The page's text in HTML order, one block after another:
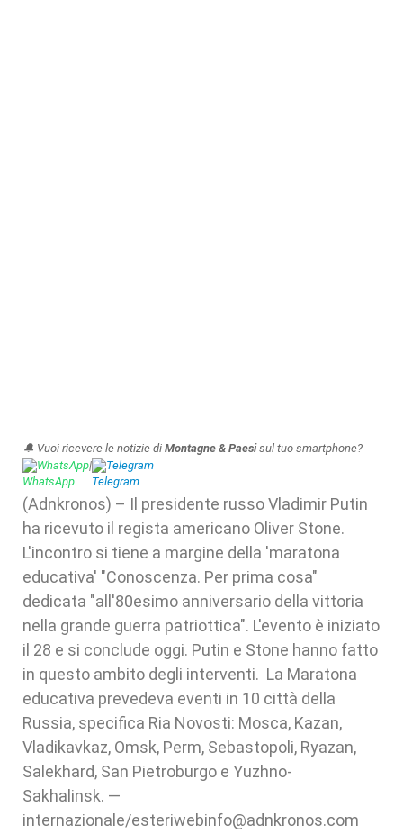
🔔 Vuoi ricevere le notizie di Montagne & Paesisul tuo smartphone?
WhatsApp| Telegram
(Adnkronos) – Il presidente russo Vladimir Putin
ha ricevuto il regista americano Oliver Stone.
L'incontro si tiene a margine della 'maratona
educativa' "Conoscenza. Per prima cosa"
dedicata "all'80esimo anniversario della vittoria
nella grande guerra patriottica". L'evento è iniziato
il 28 e si conclude oggi. Putin e Stone hanno fatto
in questo ambito degli interventi. La Maratona
educativa prevedeva eventi in 10 città della
Russia, specifica Ria Novosti: Mosca, Kazan,
Vladikavkaz, Omsk, Perm, Sebastopoli, Ryazan,
Salekhard, San Pietroburgo e Yuzhno-
Sakhalinsk. —
internazionale/esteriwebinfo@adnkronos.com